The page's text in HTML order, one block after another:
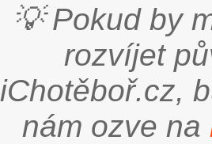
💡 Pokud by
rozvíjet
iChotěboř.cz,
nám ozve na